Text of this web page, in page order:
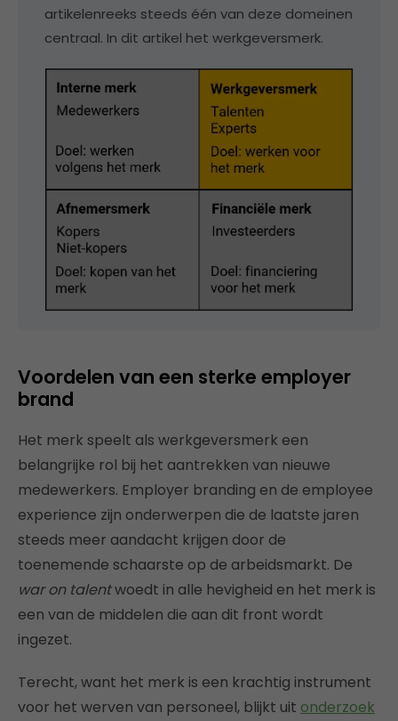
artikelenreeks steeds één van deze domeinen
centraal. In dit artikel het werkgeversmerk.
Voordelen van een sterke employer
brand
Het merk speelt als werkgeversmerk een
belangrijke rol bij het aantrekken van nieuwe
medewerkers. Employer branding en de employee
experience zijn onderwerpen die de laatste jaren
steeds meer aandacht krijgen door de
toenemende schaarste op de arbeidsmarkt. De
war on talentwoedt in alle hevigheid en het merk is
een van de middelen die aan dit front wordt
ingezet.
Terecht, want het merk is een krachtig instrument
voor het werven van personeel, blijkt uit onderzoek